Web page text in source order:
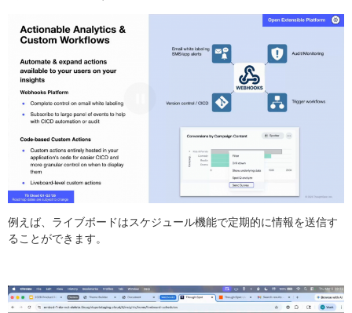
例えば、ライブボードはスケジュール機能で定期的に情報を送信す
ることができます。